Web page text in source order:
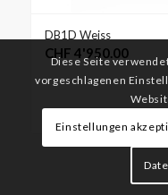
DB1D Weiss
CHF 4'950.00
Diese Seite
vorgeschlagenen
Einstellungen